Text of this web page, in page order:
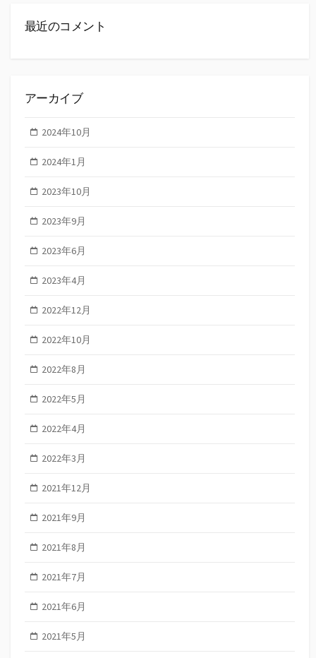
最近のコメント
アーカイブ
2024年10月
2024年1月
2023年10月
2023年9月
2023年6月
2023年4月
2022年12月
2022年10月
2022年8月
2022年5月
2022年4月
2022年3月
2021年12月
2021年9月
2021年8月
2021年7月
2021年6月
2021年5月